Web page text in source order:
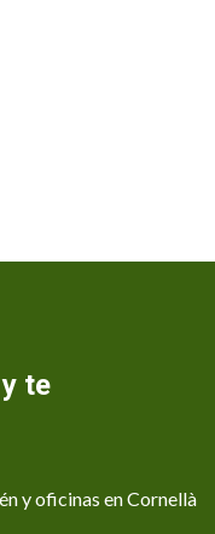
te
y oficinas en Cornellà